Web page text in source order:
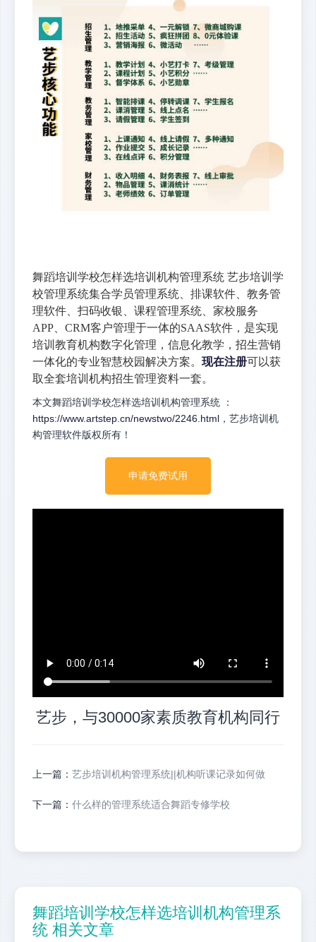
舞蹈培训学校怎样选培训机构管理系统 艺步培训学
校管理系统集合学员管理系统、排课软件、教务管
理软件、扫码收银、课程管理系统、家校服务
APP、CRM客户管理于一体的SAAS软件，是实现
培训教育机构数字化管理，信息化教学，招生营销
一体化的专业智慧校园解决方案。 现在注册可以获
取全套培训机构招生管理资料一套。
本文舞蹈培训学校怎样选培训机构管理系统 ：
https://www.artstep.cn/newstwo/2246.html ，艺步培训机
构管理软件版权所有！
申请免费试用
艺步，与30000家素质教育机构同行
上一篇： 艺步培训机构管理系统||机构听课记录如何做
下一篇： 什么样的管理系统适合舞蹈专修学校
舞蹈培训学校怎样选培训机构管理系
统 相关文章